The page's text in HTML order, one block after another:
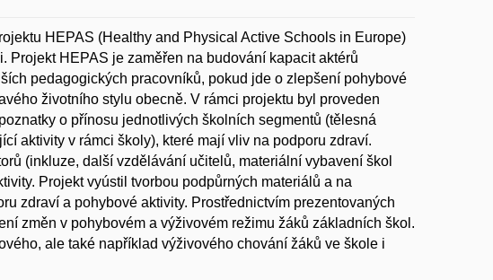
HEPAS (Healthy and Physical Active Schools in Europe)
Projekt HEPAS je zaměřen na budování kapacit aktérů
pedagogických pracovníků, pokud jde o zlepšení pohybové
životního stylu obecně. V rámci projektu byl proveden
o přínosu jednotlivých školních segmentů (tělesná
aktivity v rámci školy), které mají vliv na podporu zdraví.
(inkluze, další vzdělávání učitelů, materiální vybavení škol
Projekt vyústil tvorbou podpůrných materiálů a na
zdraví a pohybové aktivity. Prostřednictvím prezentovaných
změn v pohybovém a výživovém režimu žáků základních škol.
ale také například výživového chování žáků ve škole i